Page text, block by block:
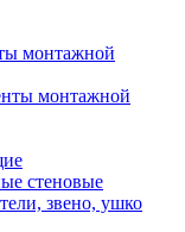
монтажной
монтажной
стеновые
звено, ушко